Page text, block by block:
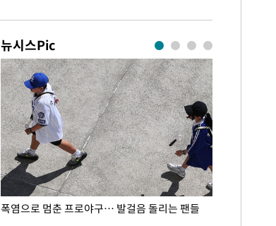
뉴시스Pic
폭염으로 멈춘 프로야구… 발걸음 돌리는 팬들